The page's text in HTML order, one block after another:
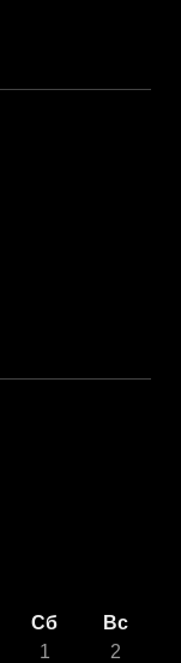
Сб
Вс
1
2